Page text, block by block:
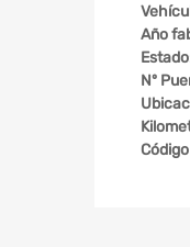
Año
Estado
Nº